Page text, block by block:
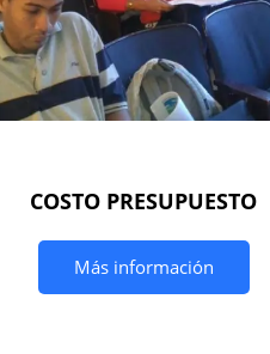
COSTO PRESUPUESTO
Más información